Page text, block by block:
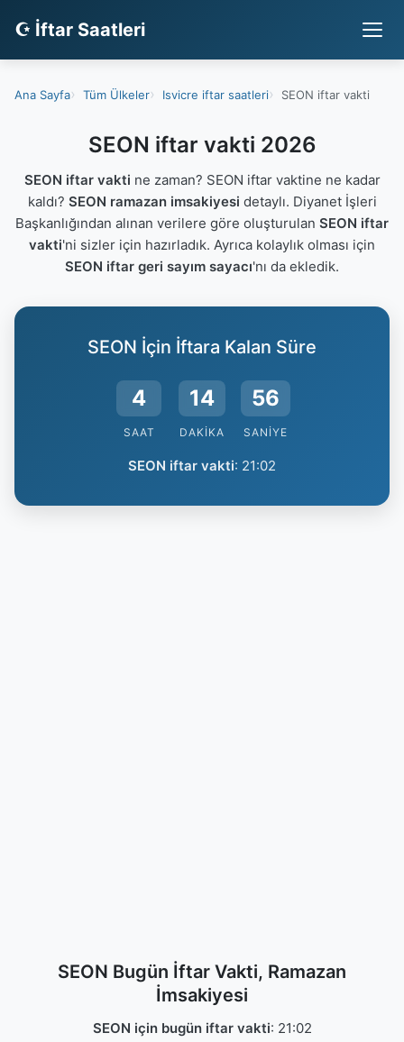
☪ İftar Saatleri
Ana Sayfa Tüm Ülkeler Isvicre iftar saatleri SEON iftar vakti
SEON iftar vakti 2026
SEON iftar vakti ne zaman? SEON iftar vaktine ne kadar
kaldı? SEON ramazan imsakiyesi detaylı. Diyanet İşleri
Başkanlığından alınan verilere göre oluşturulan SEON iftar
vakti'ni sizler için hazırladık. Ayrıca kolaylık olması için
SEON iftar geri sayım sayacı'nı da ekledik.
SEON İçin İftara Kalan Süre
4
SAAT
14
DAKIKA
55
SANIYE
SEON iftar vakti: 21:02
SEON Bugün İftar Vakti, Ramazan
İmsakiyesi
SEON için bugün iftar vakti: 21:02